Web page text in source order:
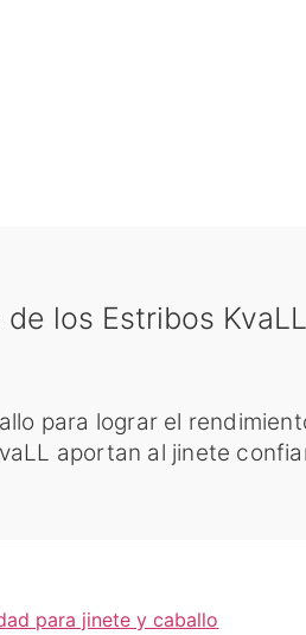
los Estribos KvaLL
para lograr el
aportan al jinete
para jinete y caballo